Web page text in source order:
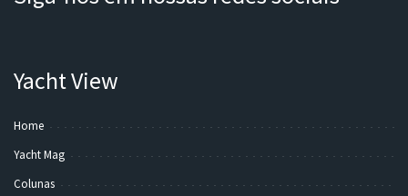
Yacht View
Home
Yacht Mag
Colunas